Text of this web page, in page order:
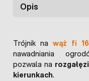
Opis
Trójnik na wąż fi
nawadniania
pozwala na
kierunkach.